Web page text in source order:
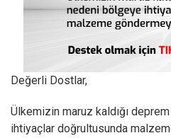
Değerli Dostlar,
Ülkemizin maruz kaldığı
ihtiyaçlar doğrultusunda